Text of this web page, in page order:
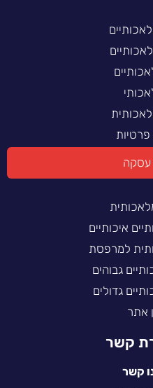
פרטיות
עסקה
איכותיים
למרפסת
גבוהים
גדולים
אתר
קשר
קשר